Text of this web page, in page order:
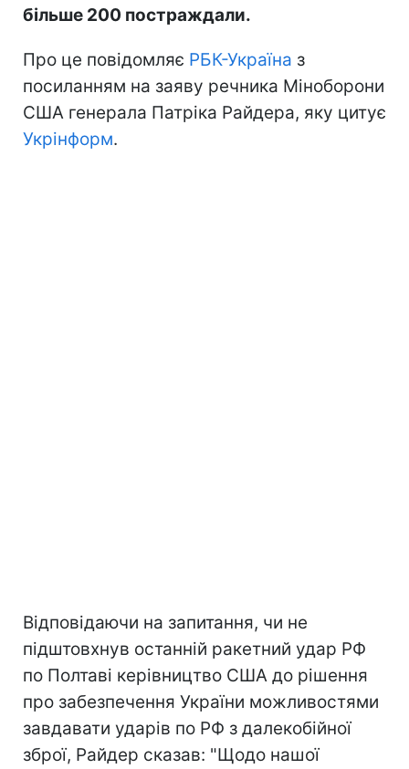
більше 200 постраждали.
Про це повідомляє РБК-Україна з
посиланням на заяву речника Міноборони
США генерала Патріка Райдера, яку цитує
Укрінформ.
Відповідаючи на запитання, чи не
підштовхнув останній ракетний удар РФ
по Полтаві керівництво США до рішення
про забезпечення України можливостями
завдавати ударів по РФ з далекобійної
зброї, Райдер сказав: "Щодо нашої